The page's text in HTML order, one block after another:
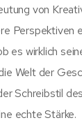
von
Perspektiven
es wirklich
Welt der
Schreibstil
echte Stärke.